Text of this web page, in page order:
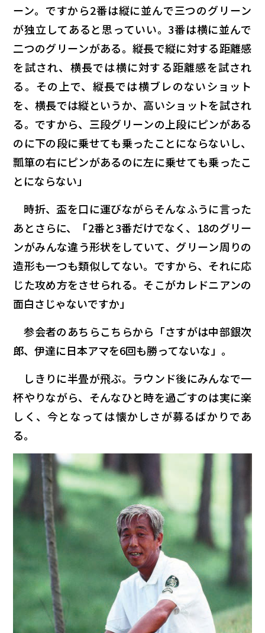
ーン。ですから2番は縦に並んで三つのグリーン
が独立してあると思っていい。3番は横に並んで
二つのグリーンがある。縦長で縦に対する距離感
を試され、横長では横に対する距離感を試され
る。その上で、縦長では横ブレのないショット
を、横長では縦というか、高いショットを試され
る。ですから、三段グリーンの上段にピンがある
のに下の段に乗せても乗ったことにならないし、
瓢箪の右にピンがあるのに左に乗せても乗ったこ
とにならない」
時折、盃を口に運びながらそんなふうに言った
あとさらに、「2番と3番だけでなく、18のグリー
ンがみんな違う形状をしていて、グリーン周りの
造形も一つも類似してない。ですから、それに応
じた攻め方をさせられる。そこがカレドニアンの
面白さじゃないですか」
参会者のあちらこちらから「さすがは中部銀次
郎、伊達に日本アマを6回も勝ってないな」。
しきりに半畳が飛ぶ。ラウンド後にみんなで一
杯やりながら、そんなひと時を過ごすのは実に楽
しく、今となっては懐かしさが募るばかりであ
る。